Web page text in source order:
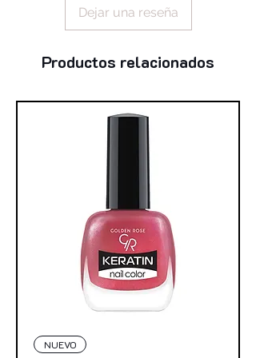
fructose, sodium hydroxide, urea,
ethylhexylglycerin, tromethamine,
isostearate, allantoin, maltose, sodium
trehalose, aluminum hydroxide, sodium
laureth-12 sulfate, caprylyl glycol,
glucose, sodium hyaluronate, c11-15
pareth-7, potassium sorbate, (+/-),
mica, ci 77891, ci 77491, ci 77492, ci
77499, ci 19140, ci 42090, ci 77288,
Dejar una reseña
Productos relacionados
NUEVO